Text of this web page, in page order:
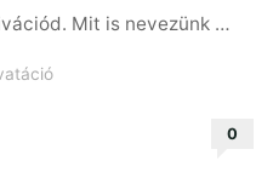
Mit is nevezünk …
0